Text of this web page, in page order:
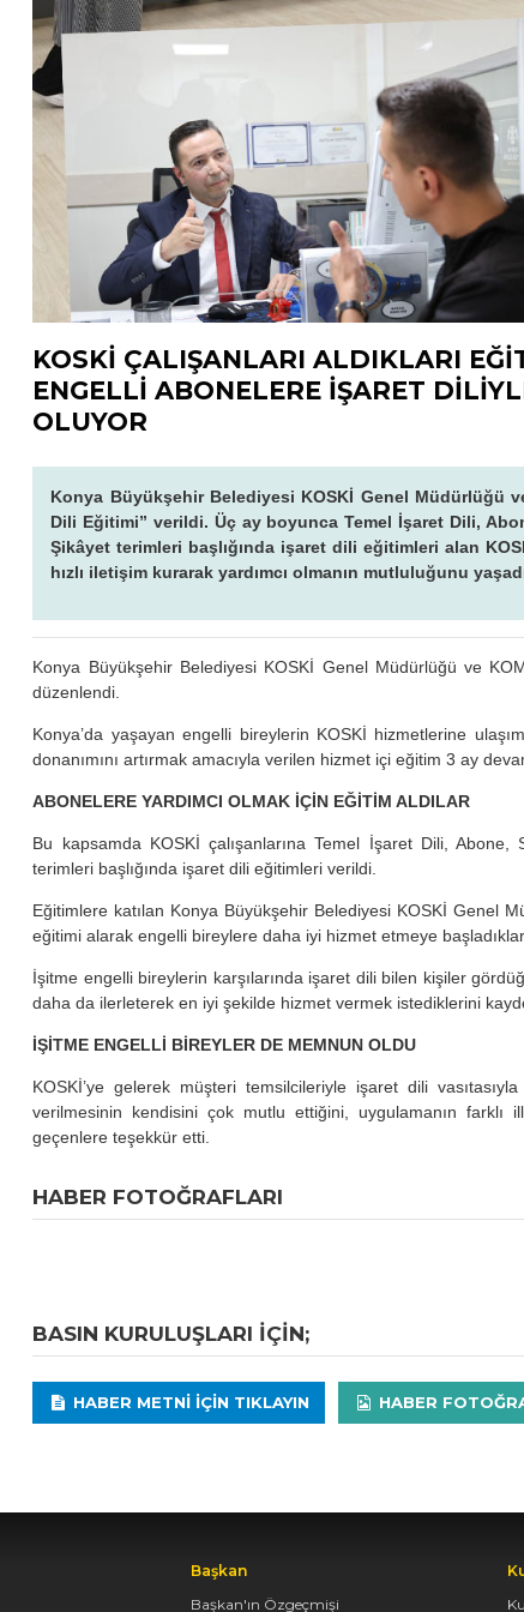
KOSKİ ÇALIŞANLARI ALDIKLARI
ENGELLİ ABONELERE İŞARET
OLUYOR
Konya Büyükşehir Belediyesi KOSKİ Genel Müdürlüğü
Dili Eğitimi” verildi. Üç ay boyunca Temel İşaret Dili,
Şikâyet terimleri başlığında işaret dili eğitimleri alan
hızlı iletişim kurarak yardımcı olmanın mutluluğunu
Konya Büyükşehir Belediyesi KOSKİ Genel Müdürlüğü ve
düzenlendi.
Konya’da yaşayan engelli bireylerin KOSKİ hizmetlerine
donanımını artırmak amacıyla verilen hizmet içi eğitim 3 ay
ABONELERE YARDIMCI OLMAK İÇİN EĞİTİM ALDILAR
Bu kapsamda KOSKİ çalışanlarına Temel İşaret Dili,
terimleri başlığında işaret dili eğitimleri verildi.
Eğitimlere katılan Konya Büyükşehir Belediyesi KOSKİ Genel
eğitimi alarak engelli bireylere daha iyi hizmet etmeye
İşitme engelli bireylerin karşılarında işaret dili bilen kişiler
daha da ilerleterek en iyi şekilde hizmet vermek istediklerini
İŞİTME ENGELLİ BİREYLER DE MEMNUN OLDU
KOSKİ’ye gelerek müşteri temsilcileriyle işaret dili
verilmesinin kendisini çok mutlu ettiğini, uygulamanın farklı
geçenlere teşekkür etti.
HABER FOTOĞRAFLARI
BASIN KURULUŞLARI IÇIN;
HABER METNI IÇIN TIKLAYIN HABER
Başkan
Başkan'ın Özgeçmişi